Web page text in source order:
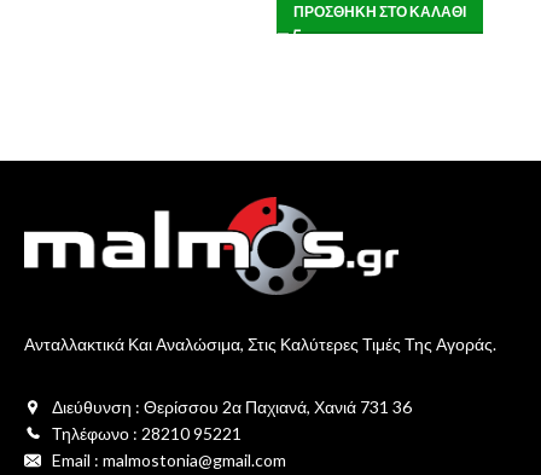
ΠΡΟΣΘΉΚΗ ΣΤΟ ΚΑΛΆΘΙ
Ανταλλακτικά Και Αναλώσιμα, Στις Καλύτερες Τιμές Της Αγοράς.
Διεύθυνση : Θερίσσου 2α Παχιανά, Χανιά 731 36
Τηλέφωνο : 28210 95221
Email : malmostonia@gmail.com